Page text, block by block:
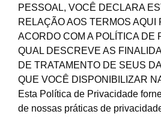
PESSOAL, VOCÊ DECLARA
RELAÇÃO AOS TERMOS AQUI
ACORDO COM A POLÍTICA DE
QUAL DESCREVE AS
DE TRATAMENTO DE SEUS
QUE VOCÊ DISPONIBILIZAR
Esta Política de Privacidade
de nossas práticas de